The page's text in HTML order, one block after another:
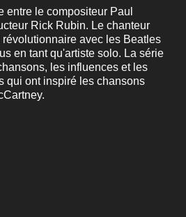
entre le compositeur Paul
Rick Rubin. Le chanteur
avec les Beatles
en tant qu'artiste solo. La série
les influences et les
qui ont inspiré les chansons